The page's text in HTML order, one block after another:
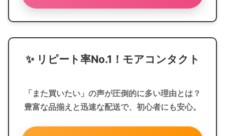
✨ リピート率No.1！モアコンタクト
「また買いたい」の声が圧倒的に多い理由とは？
豊富な品揃えと迅速な配送で、初心者にも安心。